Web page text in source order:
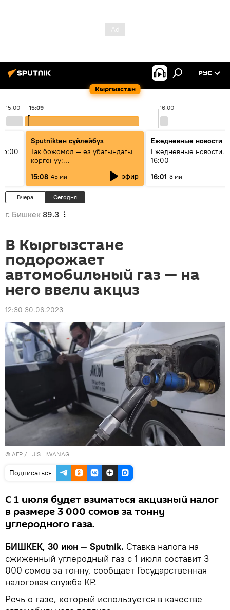
Кыргызстан
РУС
15:00 16:00
15:09
Sputnikteн сүйлөйбүз
Так божомол — өз убагындагы
коргонуу:
гидрометеорологиялык кызмат
кантип өркүндөтүлүүдө
15:08 45 мин эфир
Ежедневные новости
Ежедневные новости.
16:00
16:01 3 мин
Вчера Сегодня
г. Бишкек 89.3
В Кыргызстане
подорожает
автомобильный газ — на
него ввели акциз
12:30 30.06.2023
© AFP / LUIS LIWANAG
Подписаться
С 1 июля будет взиматься акцизный налог
в размере 3 000 сомов за тонну
углеродного газа.
БИШКЕК, 30 июн — Sputnik. Ставка налога на
сжиженный углеродный газ с 1 июля составит 3
000 сомов за тонну, сообщает Государственная
налоговая служба КР.
Речь о газе, который используется в качестве